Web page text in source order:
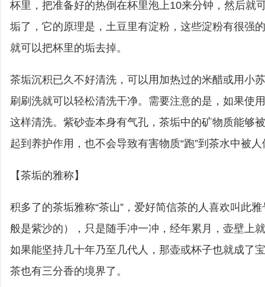
杯里，把准备好的热倒在杯里泡上10来分钟，然后就
垢了，它的原理是，土豆里有淀粉，这些淀粉有很强
就可以把杯里的垢去掉。
茶垢沉积已久不好清洗，可以用加热过的米醋或用小
刷刷洗就可以轻松清洗干净。需要注意的是，如果使
这样清洗。紫砂壶本身有气孔，茶垢中的矿物质能够
起到养护作用，也不会导致有害物质“跑”到茶水中被
【茶垢的雅称】
积多了的茶垢雅称“茶山”，爱好简信茶的人喜欢叫此
般是紫沙的），只是随手冲一冲，经年累月，壶壁上
如果能坚持几十年乃至几代人，那壶或杯子也就成了
茶也有三分香的境界了。